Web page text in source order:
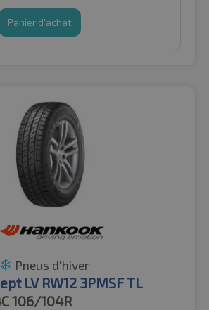
Panier d'achat
Pneus d'hiver
LV RW12 3PMSF TL
106/104R